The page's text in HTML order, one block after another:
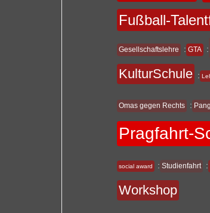
Fußball-
Gesellschaftslehre : GTA :
KulturSchule :
Omas gegen Rechts :
Pragfahrt-
social award : Studienfahrt :
Workshop